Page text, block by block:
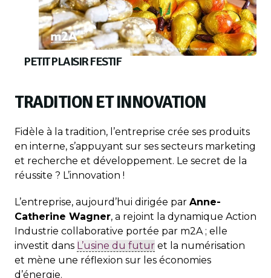
PETIT PLAISIR FESTIF
TRADITION ET INNOVATION
Fidèle à la tradition, l’entreprise crée ses produits
en interne, s’appuyant sur ses secteurs marketing
et recherche et développement. Le secret de la
réussite ? L’innovation !
L’entreprise, aujourd’hui dirigée par Anne-
Catherine Wagner, a rejoint la dynamique Action
Industrie collaborative portée par m2A ; elle
investit dans L’usine du futur et la numérisation
et mène une réflexion sur les économies
d’énergie.